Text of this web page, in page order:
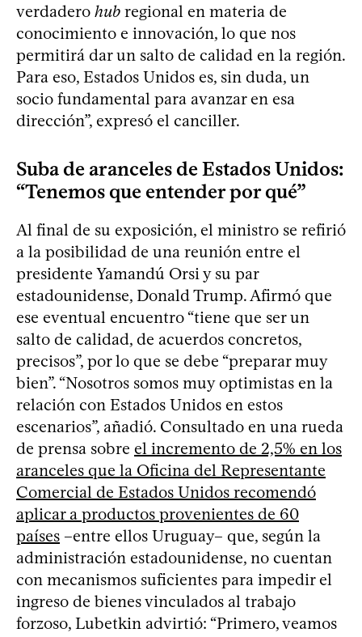
verdadero hub regional en materia de
conocimiento e innovación, lo que nos
permitirá dar un salto de calidad en la región.
Para eso, Estados Unidos es, sin duda, un
socio fundamental para avanzar en esa
dirección”, expresó el canciller.
Suba de aranceles de Estados Unidos:
“Tenemos que entender por qué”
Al final de su exposición, el ministro se refirió
a la posibilidad de una reunión entre el
presidente Yamandú Orsi y su par
estadounidense, Donald Trump. Afirmó que
ese eventual encuentro “tiene que ser un
salto de calidad, de acuerdos concretos,
precisos”, por lo que se debe “preparar muy
bien”. “Nosotros somos muy optimistas en la
relación con Estados Unidos en estos
escenarios”, añadió. Consultado en una rueda
de prensa sobre el incremento de 2,5% en los
aranceles que la Oficina del Representante
Comercial de Estados Unidos recomendó
aplicar a productos provenientes de 60
países –entre ellos Uruguay– que, según la
administración estadounidense, no cuentan
con mecanismos suficientes para impedir el
ingreso de bienes vinculados al trabajo
forzoso, Lubetkin advirtió: “Primero, veamos